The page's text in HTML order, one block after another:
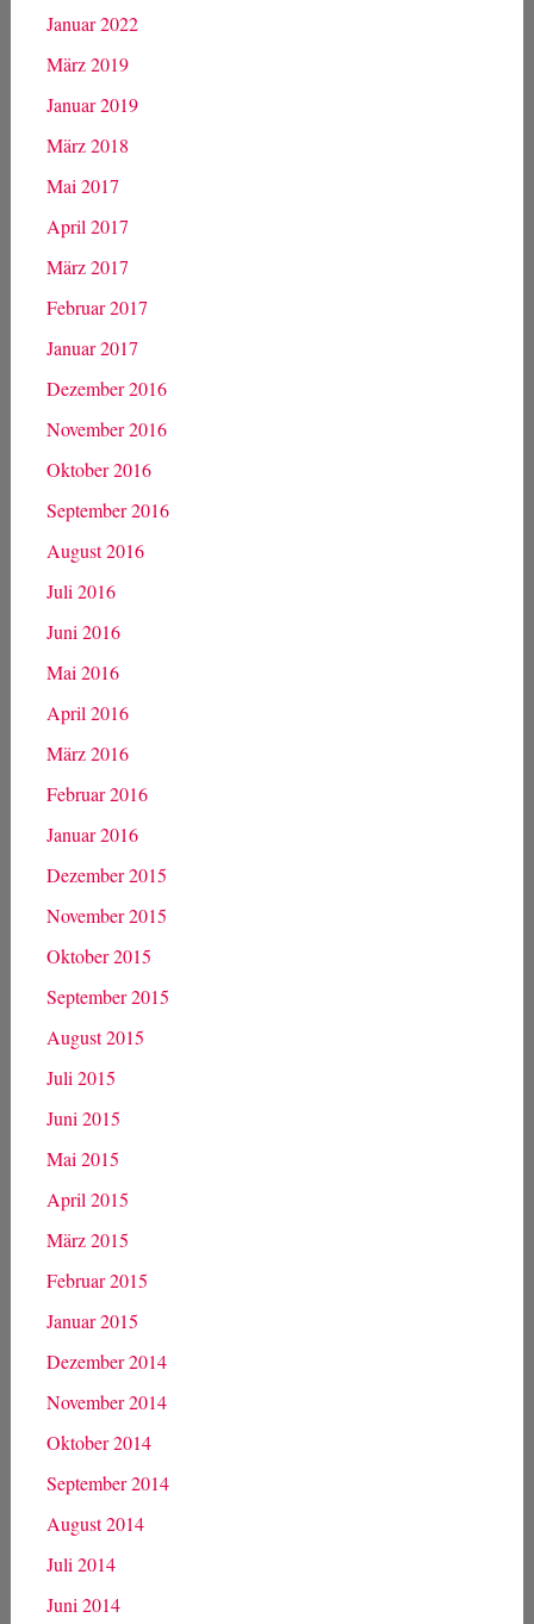
Januar 2022
März 2019
Januar 2019
März 2018
Mai 2017
April 2017
März 2017
Februar 2017
Januar 2017
Dezember 2016
November 2016
Oktober 2016
September 2016
August 2016
Juli 2016
Juni 2016
Mai 2016
April 2016
März 2016
Februar 2016
Januar 2016
Dezember 2015
November 2015
Oktober 2015
September 2015
August 2015
Juli 2015
Juni 2015
Mai 2015
April 2015
März 2015
Februar 2015
Januar 2015
Dezember 2014
November 2014
Oktober 2014
September 2014
August 2014
Juli 2014
Juni 2014